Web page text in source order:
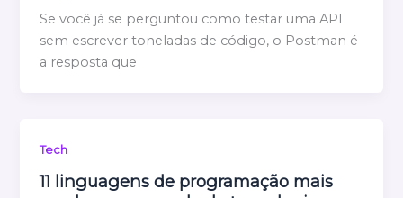
Se você já se perguntou como testar uma API
sem escrever toneladas de código, o Postman é
a resposta que
Tech
11 linguagens de programação mais